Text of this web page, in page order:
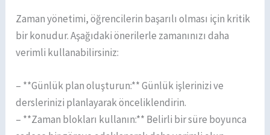
Zaman yönetimi, öğrencilerin başarılı olması için kritik
bir konudur. Aşağıdaki önerilerle zamanınızı daha
verimli kullanabilirsiniz:
– **Günlük plan oluşturun:** Günlük işlerinizi ve
derslerinizi planlayarak önceliklendirin.
– **Zaman blokları kullanın:** Belirli bir süre boyunca